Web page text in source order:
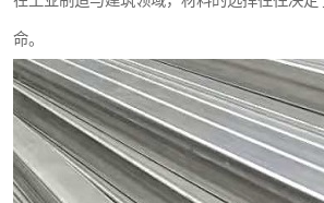
命。